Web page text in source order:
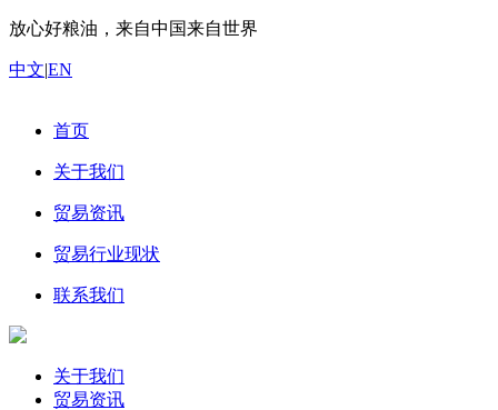
放心好粮油，来自中国来自世界
中文|EN
首页
关于我们
贸易资讯
贸易行业现状
联系我们
关于我们
贸易资讯